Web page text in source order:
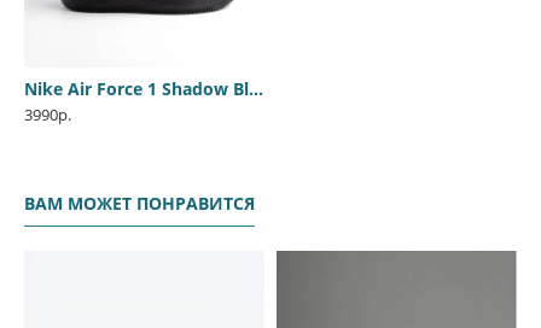
Nike Air Force 1 Shadow Black
3990р.
ВАМ МОЖЕТ ПОНРАВИТСЯ